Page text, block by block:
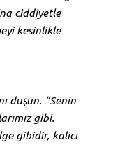
ciddiyetle
kesinlikle
düşün. “Senin
gibi.
gibidir, kalıcı